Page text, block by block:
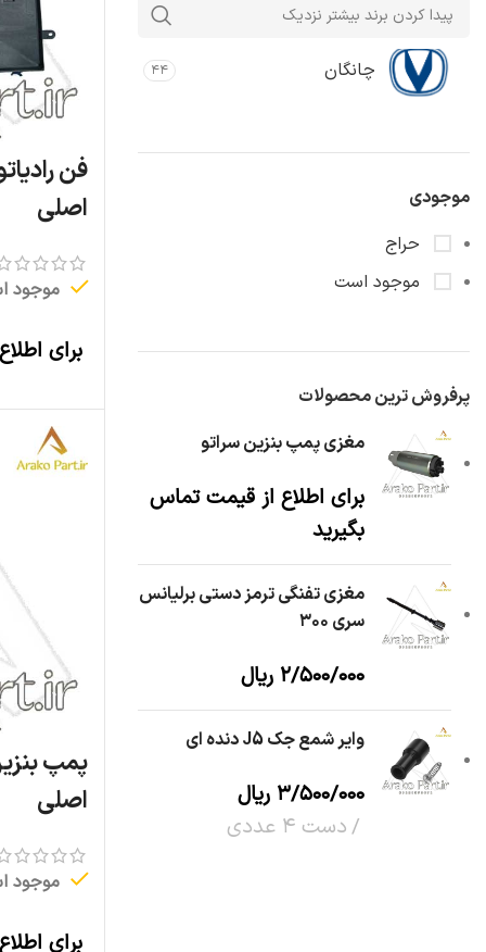
چانگان ۴۴
موجودی
حراج
موجود است
پرفروش ترین محصولات
مغزی پمپ بنزین سراتو
برای اطلاع از قیمت تماس
بگیرید
مغزی تفنگی ترمز دستی برلیانس
سری ۳۰۰
۲/۵۰۰/۰۰۰ ریال
وایر شمع جک J5 دنده ای
۳/۵۰۰/۰۰۰ ریال
دست ۴ عددی
اصلی
موجود
برای
اصلی
موجود
برای